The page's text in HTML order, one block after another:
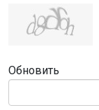
Обновить